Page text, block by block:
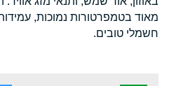
מאוד בטמפרטורות נמוכות,
חשמלי טובים.